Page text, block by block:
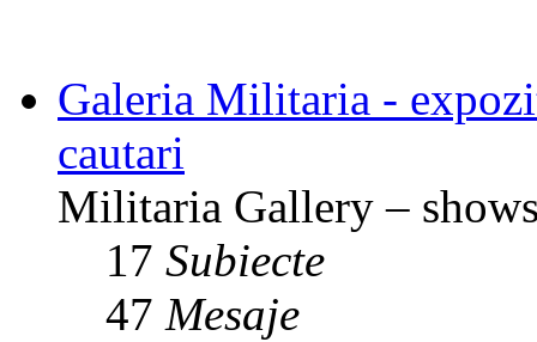
Galeria Militaria -
cautari
Militaria Gallery –
17 Subiecte
47 Mesaje